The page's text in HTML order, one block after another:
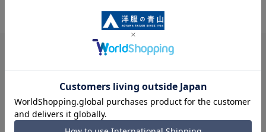
閲覧履歴
最近見た商品がありません。
履歴を残さない